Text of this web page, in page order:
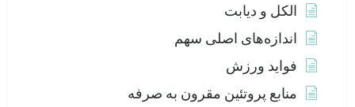
الکل و دیابت
اندازه‌های اصلی سهم
فواید ورزش
منابع پروتئین مقرون به صرفه